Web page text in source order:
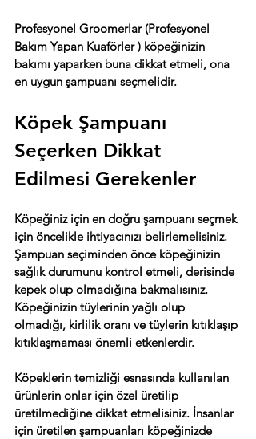
Profesyonel Groomerlar (Profesyonel
Bakım Yapan Kuaförler ) köpeğinizin
bakımı yaparken buna dikkat etmeli, ona
en uygun şampuanı seçmelidir.
Köpek Şampuanı
Seçerken Dikkat
Edilmesi Gerekenler
Köpeğiniz için en doğru şampuanı seçmek
için öncelikle ihtiyacınızı belirlemelisiniz.
Şampuan seçiminden önce köpeğinizin
sağlık durumunu kontrol etmeli, derisinde
kepek olup olmadığına bakmalısınız.
Köpeğinizin tüylerinin yağlı olup
olmadığı, kirlilik oranı ve tüylerin kıtıklaşıp
kıtıklaşmaması önemli etkenlerdir.
Köpeklerin temizliği esnasında kullanılan
ürünlerin onlar için özel üretilip
üretilmediğine dikkat etmelisiniz. İnsanlar
için üretilen şampuanları köpeğinizde